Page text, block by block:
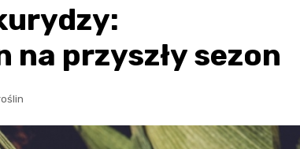
na przyszły sezon